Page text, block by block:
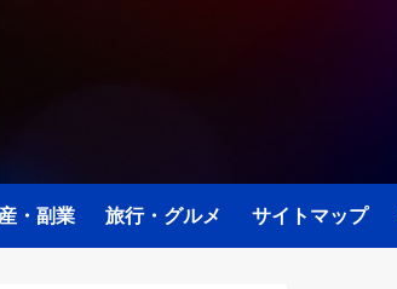
・副業 旅行・グルメ サイトマップ